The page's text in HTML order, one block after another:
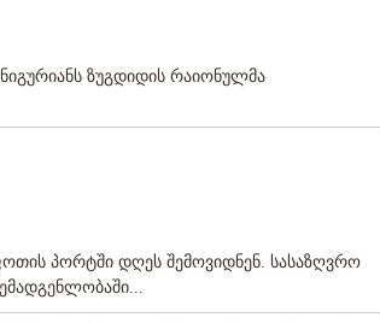
ზუგდიდის რაიონულმა
პორტში დღეს შემოვიდნენ. სასაზღვრო